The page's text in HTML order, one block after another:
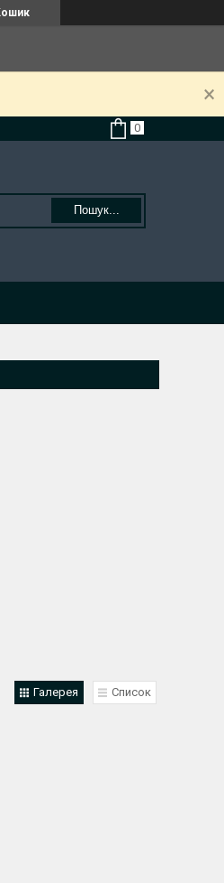
Пошук...
Галерея Список